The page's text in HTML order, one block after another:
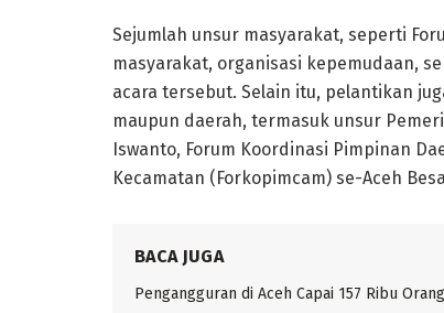
Sejumlah unsur masyarakat, seperti
masyarakat, organisasi kepemudaan,
acara tersebut. Selain itu, pelantikan
maupun daerah, termasuk unsur
Iswanto, Forum Koordinasi Pimpinan
Kecamatan (Forkopimcam) se-Aceh
BACA JUGA
Pengangguran di Aceh Capai 157 Ribu Orang